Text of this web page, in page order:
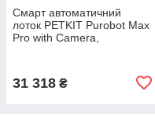
Смарт автоматичний
лоток PETKIT Purobot Max
Pro with Camera,
31 318 ₴